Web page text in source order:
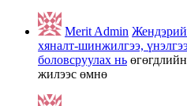
Merit Admin
хяналт-шинжилгээ,
боловсруулах нь
жилээс өмнө